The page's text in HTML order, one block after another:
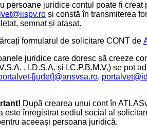
persoane juridice contul poate fi
și constă în transmiterea
semnat și atașat.
formularul de solicitare CONT de
juridice care doresc să creeze
, I.D.S.A. și I.C.P.B.M.V.) se pot
[judet]@ansvsa.ro,
După crearea unui cont în
este înregistrat sediul social al
aceeași persoana juridică.